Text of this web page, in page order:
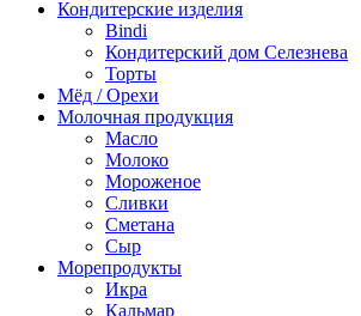
Кондитерские изделия
Bindi
Кондитерский дом Селезнева
Торты
Мёд / Орехи
Молочная продукция
Масло
Молоко
Мороженое
Сливки
Сметана
Сыр
Морепродукты
Икра
Кальмар